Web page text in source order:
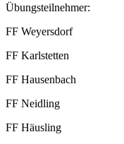
Übungsteilnehmer:
FF Weyersdorf
FF Karlstetten
FF Hausenbach
FF Neidling
FF Häusling